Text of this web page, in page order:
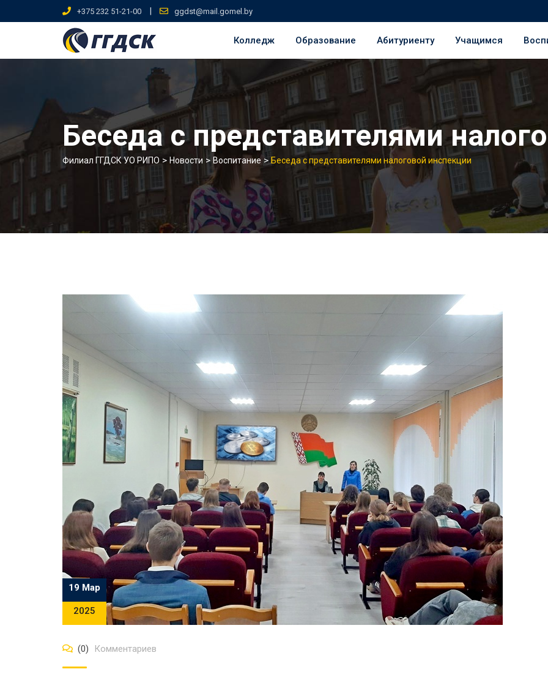
+375 232 51-21-00 | ggdst@mail.gomel.by
Колледж Образование Абитуриенту Учащимся
Беседа с представителями
Филиал ГГДСК УО РИПО > Новости > Воспитание >Беседа с представителями налоговой инспекции
19 Мар
2025
(0) Комментариев